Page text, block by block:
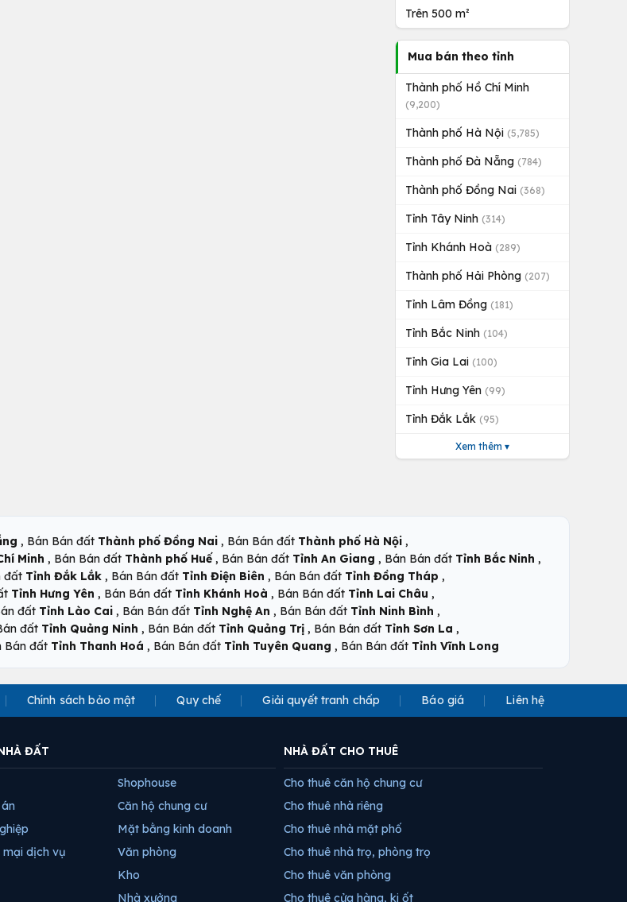
Trên 500 m²
Mua bán theo tỉnh
Thành phố Hồ Chí Minh
(9,200)
Thành phố Hà Nội (5,785)
Thành phố Đà Nẵng (784)
Thành phố Đồng Nai (368)
Tỉnh Tây Ninh (314)
Tỉnh Khánh Hoà (289)
Thành phố Hải Phòng (207)
Tỉnh Lâm Đồng (181)
Tỉnh Bắc Ninh (104)
Tỉnh Gia Lai (100)
Tỉnh Hưng Yên (99)
Tỉnh Đắk Lắk (95)
Xem thêm ▾
, Bán Bán đất Thành phố Đồng Nai , Bán Bán đất Thành phố Hà Nội ,
Minh , Bán Bán đất Thành phố Huế , Bán Bán đất Tỉnh An Giang , Bán Bán đất Tỉnh Bắc Ninh ,
đất Tỉnh Đắk Lắk , Bán Bán đất Tỉnh Điện Biên , Bán Bán đất Tỉnh Đồng Tháp ,
Tỉnh Hưng Yên , Bán Bán đất Tỉnh Khánh Hoà , Bán Bán đất Tỉnh Lai Châu ,
đất Tỉnh Lào Cai , Bán Bán đất Tỉnh Nghệ An , Bán Bán đất Tỉnh Ninh Bình ,
đất Tỉnh Quảng Ninh , Bán Bán đất Tỉnh Quảng Trị , Bán Bán đất Tỉnh Sơn La ,
Bán đất Tỉnh Thanh Hoá , Bán Bán đất Tỉnh Tuyên Quang , Bán Bán đất Tỉnh Vĩnh Long
Chính sách bảo mật Quy chế Giải quyết tranh chấp Báo giá Liên hệ
ĐẤT
dịch vụ
Shophouse
Căn hộ chung cư
Mặt bằng kinh doanh
Văn phòng
Kho
Nhà xưởng
NHÀ ĐẤT CHO THUÊ
Cho thuê căn hộ chung cư
Cho thuê nhà riêng
Cho thuê nhà mặt phố
Cho thuê nhà trọ, phòng trọ
Cho thuê văn phòng
Cho thuê cửa hàng, ki ốt